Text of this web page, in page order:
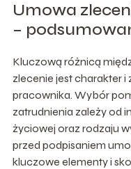
Umowa
–
Kluczową różnicą
zlecenie jest charakter
pracownika. Wybór
zatrudnienia zależy od
życiowej oraz rodzaju
przed podpisaniem
kluczowe elementy i